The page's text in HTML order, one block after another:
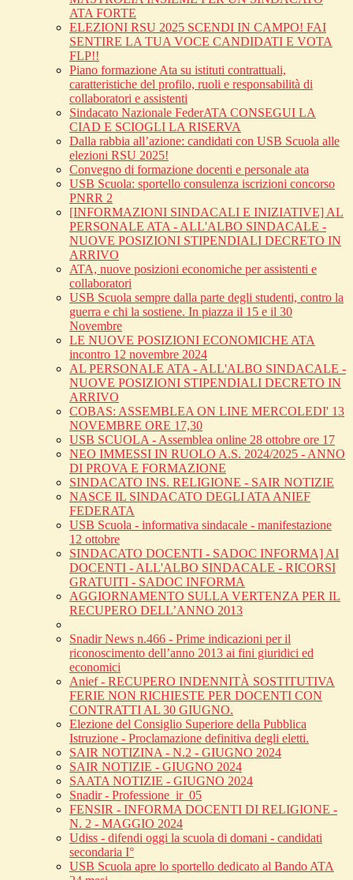
ATA FORTE
ELEZIONI RSU 2025 SCENDI IN CAMPO! FAI
SENTIRE LA TUA VOCE CANDIDATI E VOTA
FLP!!
Piano formazione Ata su istituti contrattuali,
caratteristiche del profilo, ruoli e responsabilità di
collaboratori e assistenti
Sindacato Nazionale FederATA CONSEGUI LA
CIAD E SCIOGLI LA RISERVA
Dalla rabbia all’azione: candidati con USB Scuola alle
elezioni RSU 2025!
Convegno di formazione docenti e personale ata
USB Scuola: sportello consulenza iscrizioni concorso
PNRR 2
[INFORMAZIONI SINDACALI E INIZIATIVE] AL
PERSONALE ATA - ALL'ALBO SINDACALE -
NUOVE POSIZIONI STIPENDIALI DECRETO IN
ARRIVO
ATA, nuove posizioni economiche per assistenti e
collaboratori
USB Scuola sempre dalla parte degli studenti, contro la
guerra e chi la sostiene. In piazza il 15 e il 30
Novembre
LE NUOVE POSIZIONI ECONOMICHE ATA
incontro 12 novembre 2024
AL PERSONALE ATA - ALL'ALBO SINDACALE -
NUOVE POSIZIONI STIPENDIALI DECRETO IN
ARRIVO
COBAS: ASSEMBLEA ON LINE MERCOLEDI' 13
NOVEMBRE ORE 17,30
USB SCUOLA - Assemblea online 28 ottobre ore 17
NEO IMMESSI IN RUOLO A.S. 2024/2025 - ANNO
DI PROVA E FORMAZIONE
SINDACATO INS. RELIGIONE - SAIR NOTIZIE
NASCE IL SINDACATO DEGLI ATA ANIEF
FEDERATA
USB Scuola - informativa sindacale - manifestazione
12 ottobre
SINDACATO DOCENTI - SADOC INFORMA] AI
DOCENTI - ALL'ALBO SINDACALE - RICORSI
GRATUITI - SADOC INFORMA
AGGIORNAMENTO SULLA VERTENZA PER IL
RECUPERO DELL’ANNO 2013
Snadir News n.466 - Prime indicazioni per il
riconoscimento dell’anno 2013 ai fini giuridici ed
economici
Anief - RECUPERO INDENNITÀ SOSTITUTIVA
FERIE NON RICHIESTE PER DOCENTI CON
CONTRATTI AL 30 GIUGNO.
Elezione del Consiglio Superiore della Pubblica
Istruzione - Proclamazione definitiva degli eletti.
SAIR NOTIZINA - N.2 - GIUGNO 2024
SAIR NOTIZIE - GIUGNO 2024
SAATA NOTIZIE - GIUGNO 2024
Snadir - Professione_ir_05
FENSIR - INFORMA DOCENTI DI RELIGIONE -
N. 2 - MAGGIO 2024
Udiss - difendi oggi la scuola di domani - candidati
secondaria I°
USB Scuola apre lo sportello dedicato al Bando ATA